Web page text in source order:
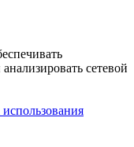
сетевой